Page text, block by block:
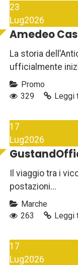
23
Lug2026
Amedeo
La storia
ufficialmente
Promo
329
Leggi
17
Lug2026
Il viaggio tra i
postazioni...
Marche
263
Leggi
17
Lug2026